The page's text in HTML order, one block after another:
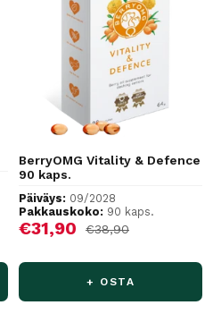
BerryOMG Vitality & Defence
90 kaps.
Päiväys: 09/2028
Pakkauskoko: 90 kaps.
Alennushinta
€31,90 Normaalihinta
€38,90
+ OSTA